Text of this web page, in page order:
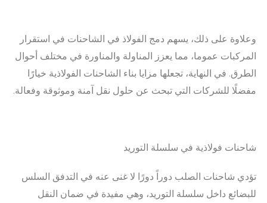
وعلاوة على ذلك، يسهم دمج الفولاذ في الشاحنات في استقرار
المركبات عموما، مما يعزز المناولة والمناورة في مختلف أحوال
الطرق. في النهاية، تجعلها مزايا بناء الشاحنات الفولاذية خيارًا
مفضلًا للشركات التي تبحث عن حلول نقل آمنة وموثوقة وفعالة.
شاحنات فولاذية في سلسلة التوريد
تؤدي شاحنات الصلب دوراً دورًا لا غنى عنه في التدفق السلس
للبضائع داخل سلسلة التوريد، وهي مفيدة في ضمان النقل